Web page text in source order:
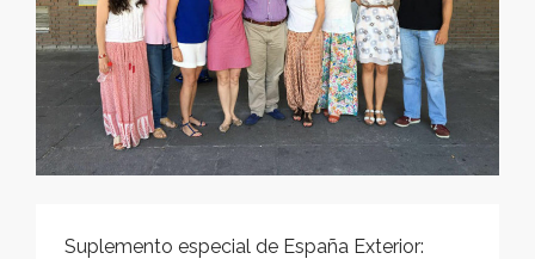
Suplemento especial de España Exterior: